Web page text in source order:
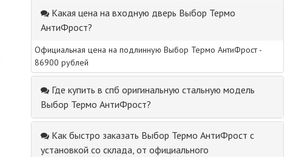
Какая цена на входную дверь Выбор Термо
АнтиФрост?
Официальная цена на подлинную Выбор Термо АнтиФрост -
86900 рублей
Где купить в спб оригинальную стальную модель
Выбор Термо АнтиФрост?
Как быстро заказать Выбор Термо АнтиФрост с
установкой со склада, от официального